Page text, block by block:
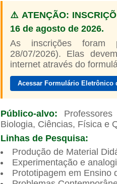
⚠️ ATENÇÃO:
16 de agosto de 2026.
As inscrições foram
28/07/2026). Elas
internet através do
Acessar Formulário
Público-alvo:
Biologia, Ciências, Física e
Linhas de Pesquisa:
Produção de Material
Experimentação e
Prototipagem em Ensino